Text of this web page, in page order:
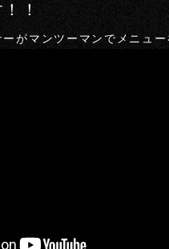
！
ーがマンツーマンでメニュ